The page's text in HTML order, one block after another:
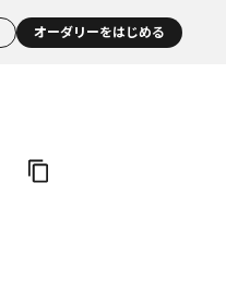
オーダリーをはじめる